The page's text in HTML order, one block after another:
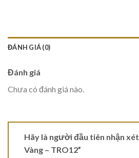
ĐÁNH GIÁ (0)
Đánh giá
Chưa có đánh giá nào.
Hãy là người đầu tiên nhận
Vàng – TRO12”